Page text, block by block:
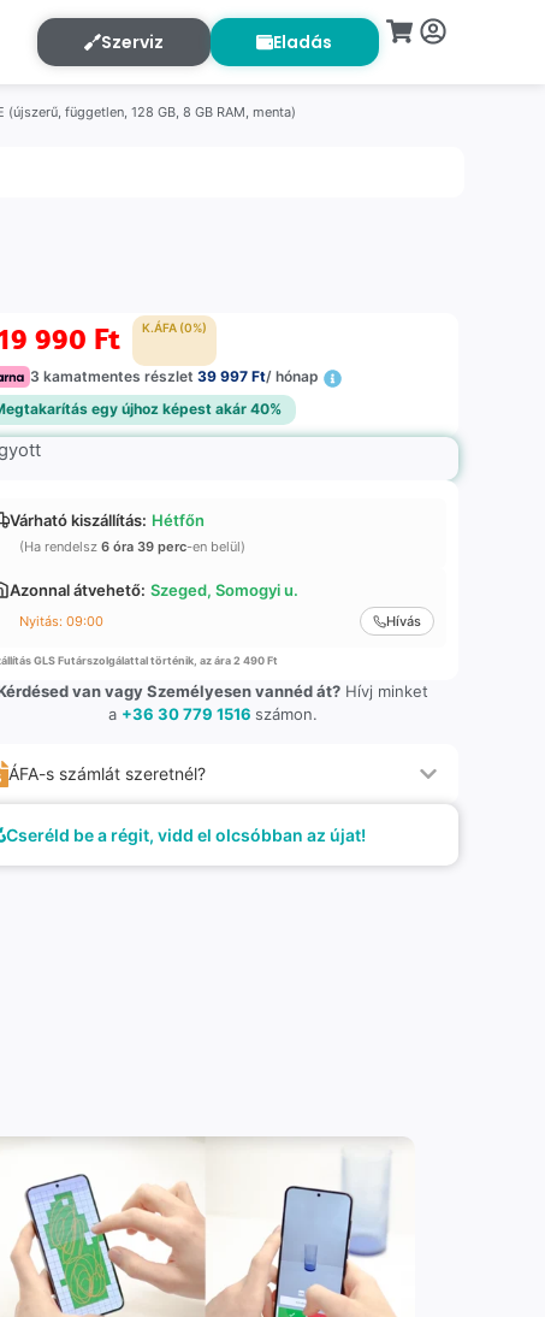
Szerviz Eladás
(újszerű, független, 128 GB, 8 GB RAM, menta)
990 Ft K.ÁFA (0%)
3 kamatmentes részlet39 997 Ft/ hónap
egy újhoz képest akár 40%
Várható kiszállítás: Hétfőn
(Ha rendelsz6 óra 39 perc-en belül)
Azonnal átvehető: Szeged, Somogyi u.
Nyitás: 09:00 Hívás
GLS Futárszolgálattal történik, az ára 2 490 Ft
van vagy Személyesen vannéd át? Hívj minket
a +36 30 779 1516 számon.
ÁFA-s számlát szeretnél?
Cseréld be a régit, vidd el olcsóbban az újat!